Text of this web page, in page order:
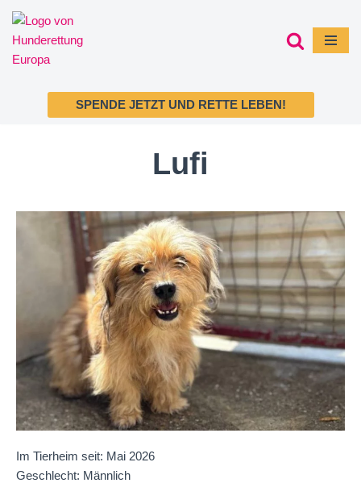
Zum
Inhalt
SPENDE JETZT UND RETTE LEBEN!
Lufi
Im Tierheim seit: Mai 2026
Geschlecht: Männlich